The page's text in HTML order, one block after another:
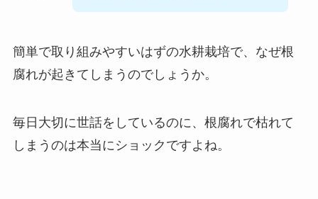
簡単で取り組みやすいはずの水耕栽培で、なぜ根
腐れが起きてしまうのでしょうか。
毎日大切に世話をしているのに、根腐れで枯れて
しまうのは本当にショックですよね。